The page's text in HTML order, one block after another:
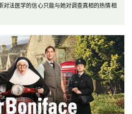
对法医学的信心只能与她对调查真相的热情相